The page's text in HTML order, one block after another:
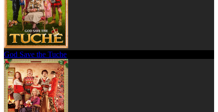
God Save the Tuche